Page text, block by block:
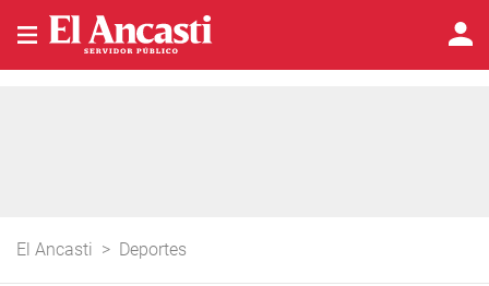
El Ancasti > Deportes